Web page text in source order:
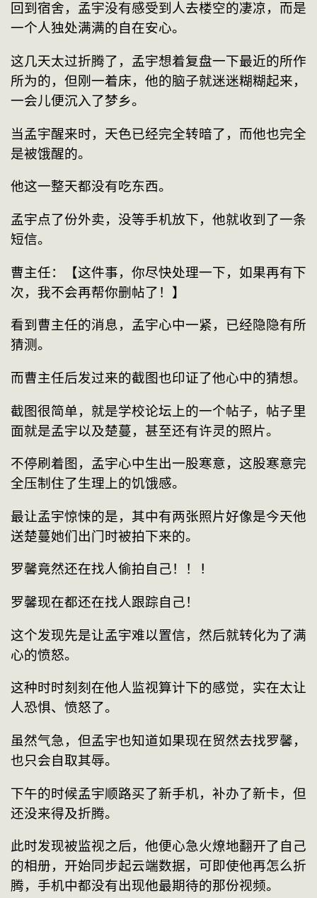
回到宿舍，孟宇没有感受到人去楼空的凄凉，而是
一个人独处满满的自在安心。
这几天太过折腾了，孟宇想着复盘一下最近的所作
所为的，但刚一着床，他的脑子就迷迷糊糊起来，
一会儿便沉入了梦乡。
当孟宇醒来时，天色已经完全转暗了，而他也完全
是被饿醒的。
他这一整天都没有吃东西。
孟宇点了份外卖，没等手机放下，他就收到了一条
短信。
曹主任：【这件事，你尽快处理一下，如果再有下
次，我不会再帮你删帖了！】
看到曹主任的消息，孟宇心中一紧，已经隐隐有所
猜测。
而曹主任后发过来的截图也印证了他心中的猜想。
截图很简单，就是学校论坛上的一个帖子，帖子里
面就是孟宇以及楚蔓，甚至还有许灵的照片。
不停刷着图，孟宇心中生出一股寒意，这股寒意完
全压制住了生理上的饥饿感。
最让孟宇惊悚的是，其中有两张照片好像是今天他
送楚蔓她们出门时被拍下来的。
罗馨竟然还在找人偷拍自己！！!
罗馨现在都还在找人跟踪自己！
这个发现先是让孟宇难以置信，然后就转化为了满
心的愤怒。
这种时时刻刻在他人监视算计下的感觉，实在太让
人恐惧、愤怒了。
虽然气急，但孟宇也知道如果现在贸然去找罗馨，
也只会自取其辱。
下午的时候孟宇顺路买了新手机，补办了新卡，但
还没来得及折腾。
此时发现被监视之后，他便心急火燎地翻开了自己
的相册，开始同步起云端数据，可即使他再怎么折
腾，手机中都没有出现他最期待的那份视频。